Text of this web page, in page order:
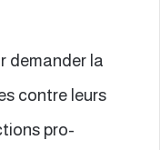
demander la
contre leurs
pro-